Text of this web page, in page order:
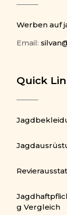
Werben auf
Email:
Quick
g Vergleich